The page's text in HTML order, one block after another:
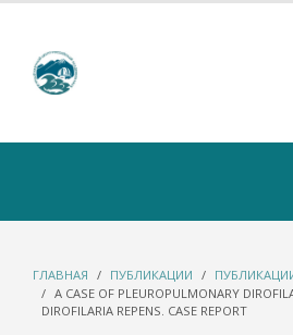
ГЛАВНАЯ ПУБЛИКАЦИИ
A CASE OF PLEUROPULMONARY
DIROFILARIA REPENS. CASE REPORT